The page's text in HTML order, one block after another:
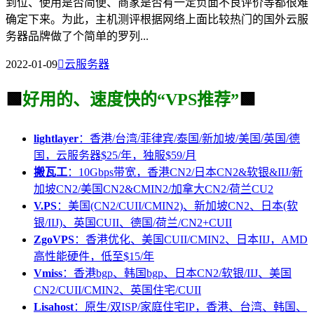
确定下来。为此，主机测评根据网络上面比较热门的国外云服
务器品牌做了个简单的罗列...
2022-01-09云服务器
🟩 好用的、速度快的“VPS推荐” 🟩
lightlayer：香港/台湾/菲律宾/泰国/新加坡/美国/英国/德
国，云服务器$25/年，独服$59/月
搬瓦工：10Gbps带宽，香港CN2/日本CN2&软银&IIJ/新
加坡CN2/美国CN2&CMIN2/加拿大CN2/荷兰CU2
V.PS：美国(CN2/CUII/CMIN2)、新加坡CN2、日本(软
银/IIJ)、英国CUII、德国/荷兰/CN2+CUII
ZgoVPS：香港优化、美国CUII/CMIN2、日本IIJ，AMD
高性能硬件，低至$15/年
Vmiss：香港bgp、韩国bgp、日本CN2/软银/IIJ、美国
CN2/CUII/CMIN2、英国住宅/CUII
Lisahost：原生/双ISP/家庭住宅IP，香港、台湾、韩国、